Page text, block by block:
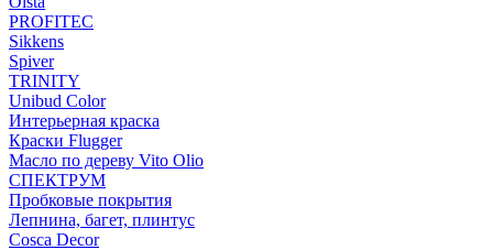
PROFITEC
Sikkens
Spiver
TRINITY
Unibud Color
Интерьерная краска
Краски Flugger
Масло по дереву Vito Olio
СПЕКТРУМ
Пробковые покрытия
Лепнина, багет, плинтус
Cosca Decor